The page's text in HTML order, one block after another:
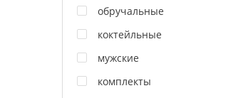
обручальные
коктейльные
мужские
комплекты